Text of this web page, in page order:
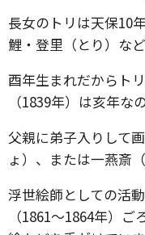
長女のトリは天保10
鯉・登里（とり）な
酉年生まれだからト
（1839年）は亥年な
父親に弟子入りして
ょ）、または一燕斎
浮世絵師としての活
（1861〜1864年）